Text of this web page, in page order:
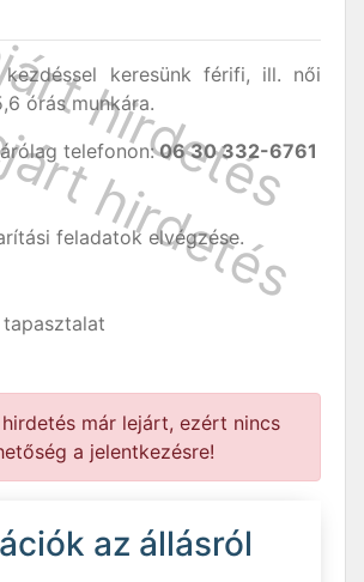
keresünk férifi, ill. női
órás munkára.
telefonon:06 30 332-6761
feladatok elvégzése.
már lejárt, ezért nincs
a jelentkezésre!
az állásról